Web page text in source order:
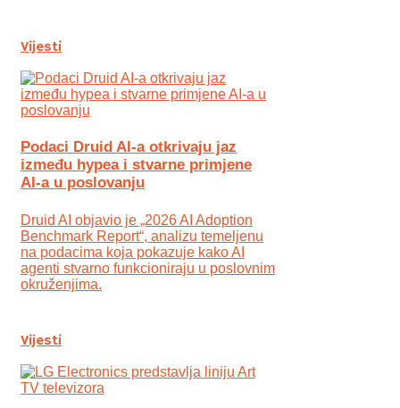
Vijesti
Podaci Druid AI-a otkrivaju jaz
između hypea i stvarne primjene
AI-a u poslovanju
Druid AI objavio je „2026 AI Adoption
Benchmark Report“, analizu temeljenu
na podacima koja pokazuje kako AI
agenti stvarno funkcioniraju u poslovnim
okruženjima.
Vijesti